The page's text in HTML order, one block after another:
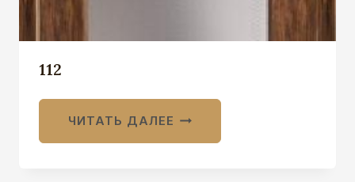
112
ЧИТАТЬ ДАЛЕЕ